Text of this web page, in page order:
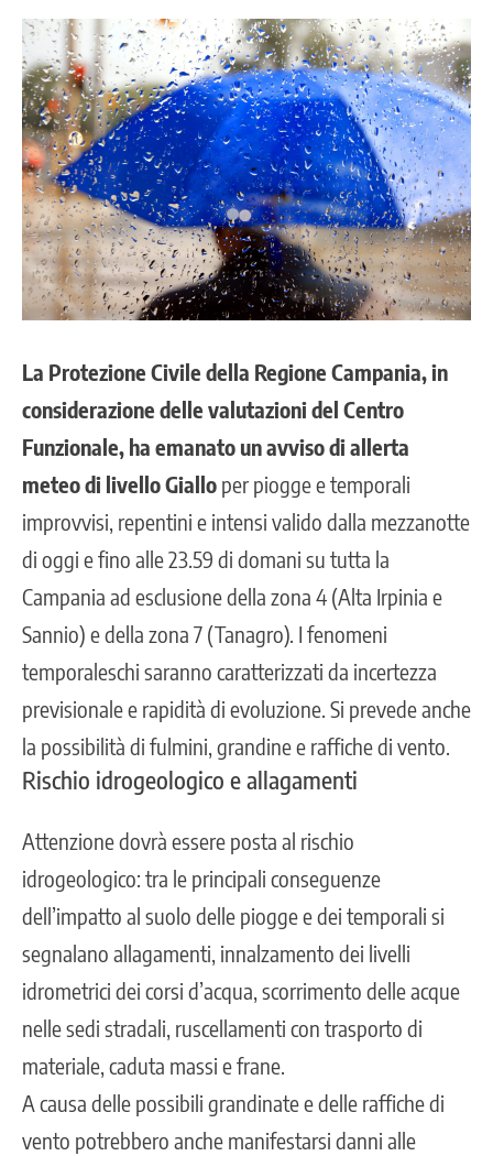
La Protezione Civile della Regione Campania, in
considerazione delle valutazioni del Centro
Funzionale, ha emanato un avviso di allerta
meteo di livello Giallo per piogge e temporali
improvvisi, repentini e intensi valido dalla mezzanotte
di oggi e fino alle 23.59 di domani su tutta la
Campania ad esclusione della zona 4 (Alta Irpinia e
Sannio) e della zona 7 (Tanagro). I fenomeni
temporaleschi saranno caratterizzati da incertezza
previsionale e rapidità di evoluzione. Si prevede anche
la possibilità di fulmini, grandine e raffiche di vento.
Rischio idrogeologico e allagamenti
Attenzione dovrà essere posta al rischio
idrogeologico: tra le principali conseguenze
dell’impatto al suolo delle piogge e dei temporali si
segnalano allagamenti, innalzamento dei livelli
idrometrici dei corsi d’acqua, scorrimento delle acque
nelle sedi stradali, ruscellamenti con trasporto di
materiale, caduta massi e frane.
A causa delle possibili grandinate e delle raffiche di
vento potrebbero anche manifestarsi danni alle